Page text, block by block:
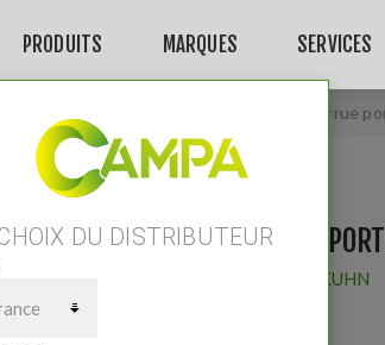
PRODUITS MARQUES SERVICES
Charrue
CHARRUE
KUHN
DU DISTRIBUTEUR